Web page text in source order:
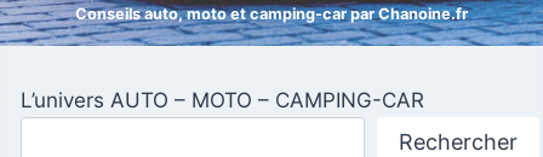
Conseils auto, moto et camping-car par Chanoine.fr
L’univers AUTO – MOTO – CAMPING-CAR
Rechercher